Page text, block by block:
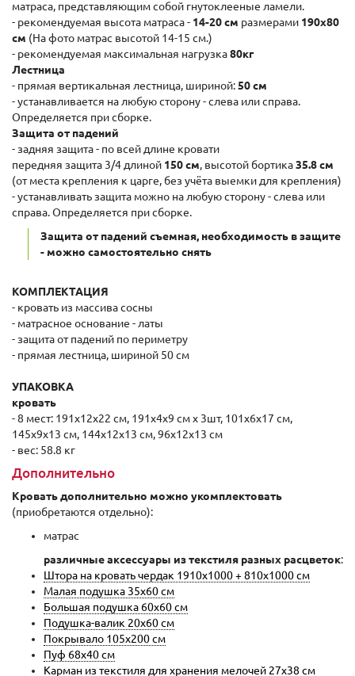
матраса, представляющим собой гнутоклееные ламели.
- рекомендуемая высота матраса - 14-20 см размерами 190x80
см (На фото матрас высотой 14-15 см.)
- рекомендуемая максимальная нагрузка80кг
Лестница
- прямая вертикальная лестница, шириной:50 см
- устанавливается на любую сторону - слева или справа.
Определяется при сборке.
Защита от падений
- задняя защита - по всей длине кровати
передняя защита 3/4 длиной 150 см, высотой бортика35.8 см
(от места крепления к царге, без учёта выемки для крепления)
- устанавливать защита можно на любую сторону - слева или
справа. Определяется при сборке.
Защита от падений съемная, необходимость в защите
- можно самостоятельно снять
КОМПЛЕКТАЦИЯ
- кровать из массива сосны
- матрасное основание - латы
- защита от падений по периметру
- прямая лестница, шириной 50 см
УПАКОВКА
кровать
- 8 мест: 191x12x22 см, 191x4x9 см x 3шт, 101x6x17 см,
145x9x13 см, 144x12x13 см, 96x12x13 см
- вес: 58.8 кг
Дополнительно
Кровать дополнительно можно укомплектовать
(приобретаются отдельно):
матрас
различные аксессуары из текстиля разных расцветок:
Штора на кровать чердак 1910x1000 + 810x1000 см
Малая подушка 35x60 см
Большая подушка 60x60 см
Подушка-валик 20x60 см
Покрывало 105x200 см
Пуф 68x40 см
Карман из текстиля для хранения мелочей 27x38 см